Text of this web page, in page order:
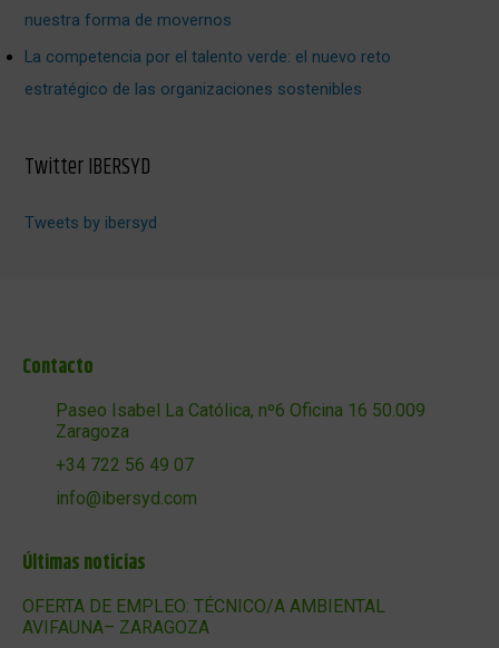
nuestra forma de movernos
La competencia por el talento verde: el nuevo reto
estratégico de las organizaciones sostenibles
Twitter IBERSYD
Tweets by ibersyd
Contacto
Paseo Isabel La Católica, nº6 Oficina 16 50.009
Zaragoza
+34 722 56 49 07
info@ibersyd.com
Últimas noticias
OFERTA DE EMPLEO: TÉCNICO/A AMBIENTAL
AVIFAUNA– ZARAGOZA